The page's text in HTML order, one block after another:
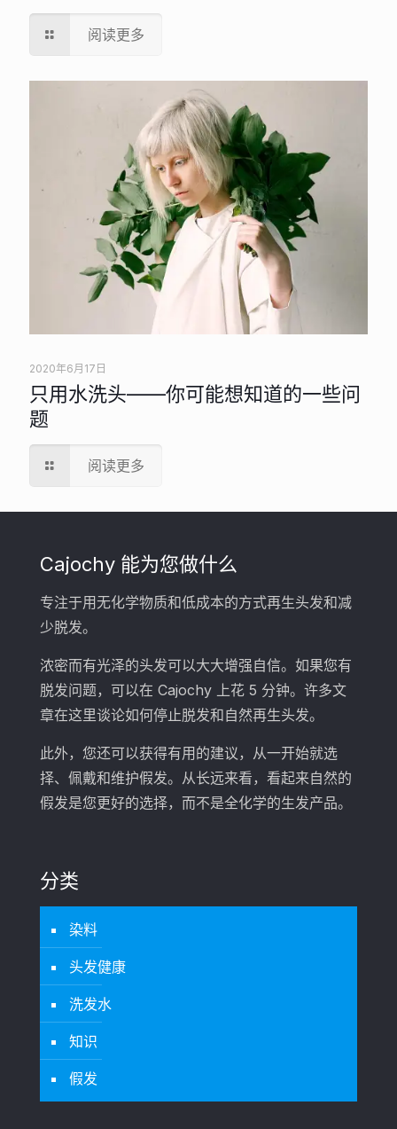
阅读更多
2020年6月17日
只用水洗头——你可能想知道的一些问
题
阅读更多
Cajochy 能为您做什么
专注于用无化学物质和低成本的方式再生头发和减
少脱发。
浓密而有光泽的头发可以大大增强自信。如果您有
脱发问题，可以在 Cajochy 上花 5 分钟。许多文
章在这里谈论如何停止脱发和自然再生头发。
此外，您还可以获得有用的建议，从一开始就选
择、佩戴和维护假发。从长远来看，看起来自然的
假发是您更好的选择，而不是全化学的生发产品。
分类
染料
头发健康
洗发水
知识
假发